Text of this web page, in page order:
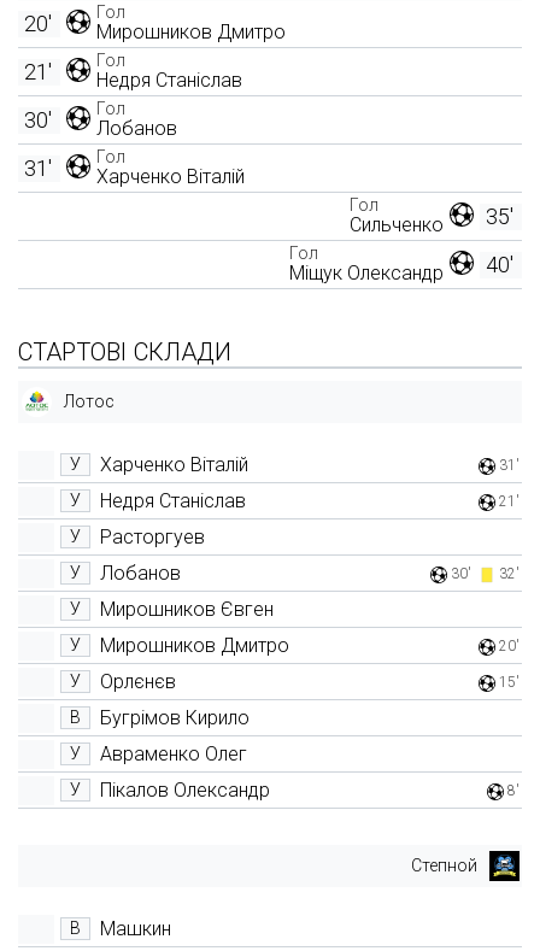
Гол
Мирошников Дмитро
20'
Гол
Недря Станіслав
21'
Гол
Лобанов
30'
Гол
Харченко Віталій
31'
35'
Гол
Сильченко
40'
Гол
Міщук Олександр
СТАРТОВІ СКЛАДИ
Лотос
У Харченко Віталій 31'
У Недря Станіслав 21'
У Расторгуев
У Лобанов 30' 32'
У Мирошников Євген
У Мирошников Дмитро 20'
У Орлєнєв 15'
В Бугрімов Кирило
У Авраменко Олег
У Пікалов Олександр 8'
Степной
В Машкин